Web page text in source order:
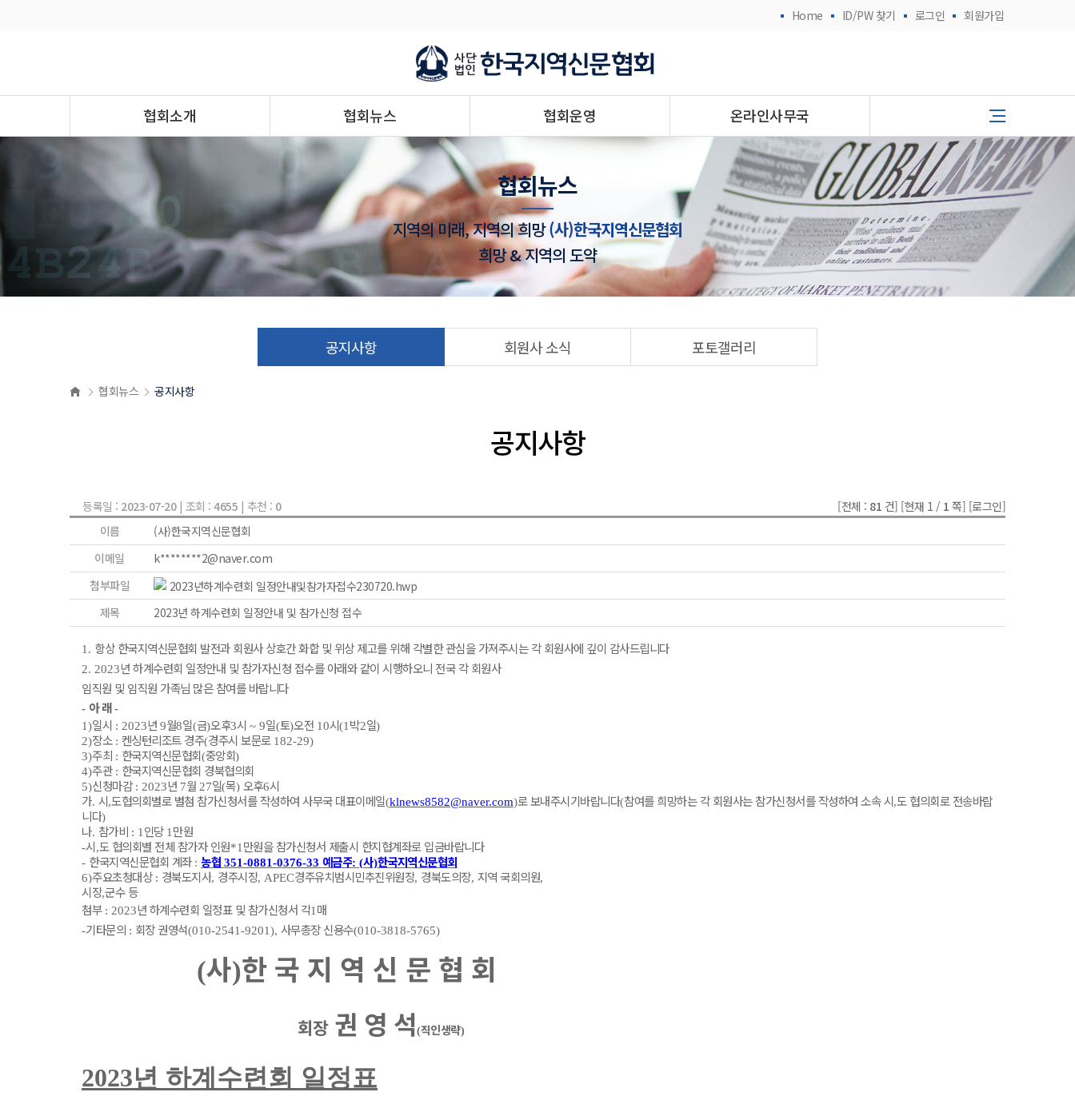
Home ID/PW 찾기 로그인 회원가입
협회소개 협회뉴스 협회운영 온라인사무국
협회뉴스
지역의 미래, 지역의 희망(사)한국지역신문협회
희망 & 지역의 도약
공지사항 회원사 소식 포토갤러리
협회뉴스 공지사항
공지사항
등록일 : 2023-07-20| 조회 : 4655 | 추천 : 0 [전체 : 81 건] [현재 1 / 1 쪽] [로그인]
이름
(사)한국지역신문협회
이메일
k********2@naver.com
첨부파일
2023년하계수련회 일정안내및참가자접수230720.hwp
제목
2023년 하계수련회 일정안내 및 참가신청 접수
1. 항상 한국지역신문협회 발전과 회원사 상호간 화합 및 위상 제고를 위해 각별한 관심을 가져주시는 각 회원사에 깊이 감사드립니다
2. 2023년 하계수련회 일정안내 및 참가자신청 접수를 아래와 같이 시행하오니 전국 각 회원사
임직원 및 임직원 가족님 많은 참여를 바랍니다
- 아 래-
1)일시 : 2023년 9월8일(금)오후3시 ~ 9일(토)오전 10시(1 박2일)
2)장소 : 켄싱턴리조트 경주(경주시 보문로 182-29)
3)주최 : 한국지역신문협회(중앙회)
4)주관 : 한국지역신문협회 경북협의회
5)신청마감 : 2023년 7월 27일(목) 오후6시
가. 시,도협의회별로 별첨 참가신청서를 작성하여 사무국 대표이메일(klnews8582@naver.com)로 보내주시기바랍니다(참여를 희망하는 각 회원사는 참가신청서를 작성하여 소속 시,도 협의회로 전송바랍
니다)
나. 참가비 : 1 인당 1 만원
-시,도 협의회별 전체 참가자 인원*1 만원을 참가신청서 제출시 한지협계좌로 입금바랍니다
- 한국지역신문협회 계좌 : 농협 351-0881-0376-33 예금주: (사)한국지역신문협회
6)주요초청대상 : 경북도지사, 경주시장, APEC경주유치범시민추진위원장, 경북도의장, 지역 국회의원,
시장,군수 등
첨부 : 2023년 하계수련회 일정표 및 참가신청서 각1 매
-기타문의 : 회장 권영석(010-2541-9201), 사무총장 신용수(010-3818-5765)
(사)한 국 지 역 신 문 협 회
회장 권 영 석(직인생략)
2023년 하계수련회 일정표